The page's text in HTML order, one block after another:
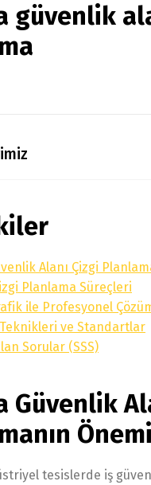
güvenlik
Alanı Çizgi
Planlama Süreçleri
ile Profesyonel
ve Standartlar
Sorular (SSS)
Güvenlik
Önemi
tesislerde iş